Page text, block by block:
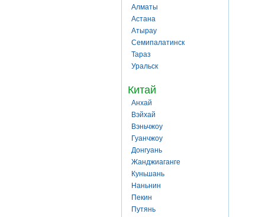
Алматы
Астана
Атырау
Семипалатинск
Тараз
Уральск
Китай
Анхай
Вэйхай
Вэньчжоу
Гуанчжоу
Донгуань
Жанджиаганге
Куньшань
Наньнин
Пекин
Путянь